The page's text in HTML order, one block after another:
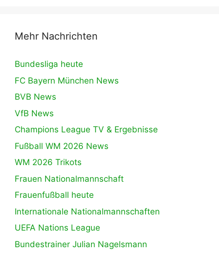
Mehr Nachrichten
Bundesliga heute
FC Bayern München News
BVB News
VfB News
Champions League TV & Ergebnisse
Fußball WM 2026 News
WM 2026 Trikots
Frauen Nationalmannschaft
Frauenfußball heute
Internationale Nationalmannschaften
UEFA Nations League
Bundestrainer Julian Nagelsmann